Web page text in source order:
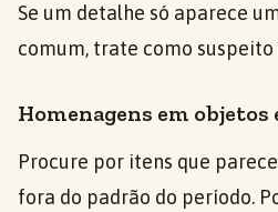
Se um detalhe só aparece
comum, trate como
Homenagens em objetos
Procure por itens que
fora do padrão do período.